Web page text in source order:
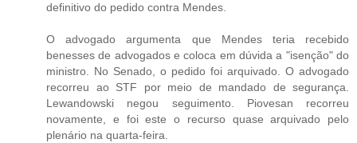
definitivo do pedido contra Mendes.
O advogado argumenta que Mendes teria recebido
benesses de advogados e coloca em dúvida a "isenção" do
ministro. No Senado, o pedido foi arquivado. O advogado
recorreu ao STF por meio de mandado de segurança.
Lewandowski negou seguimento. Piovesan recorreu
novamente, e foi este o recurso quase arquivado pelo
plenário na quarta-feira.